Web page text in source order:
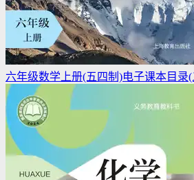
六年级数学上册(五四制)电子课本目录